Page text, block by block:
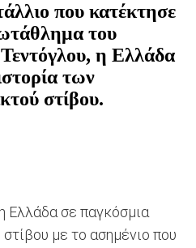
που κατέκτησε
του
η Ελλάδα
των
στίβου.
Ελλάδα σε παγκόσμια
με το ασημένιο που